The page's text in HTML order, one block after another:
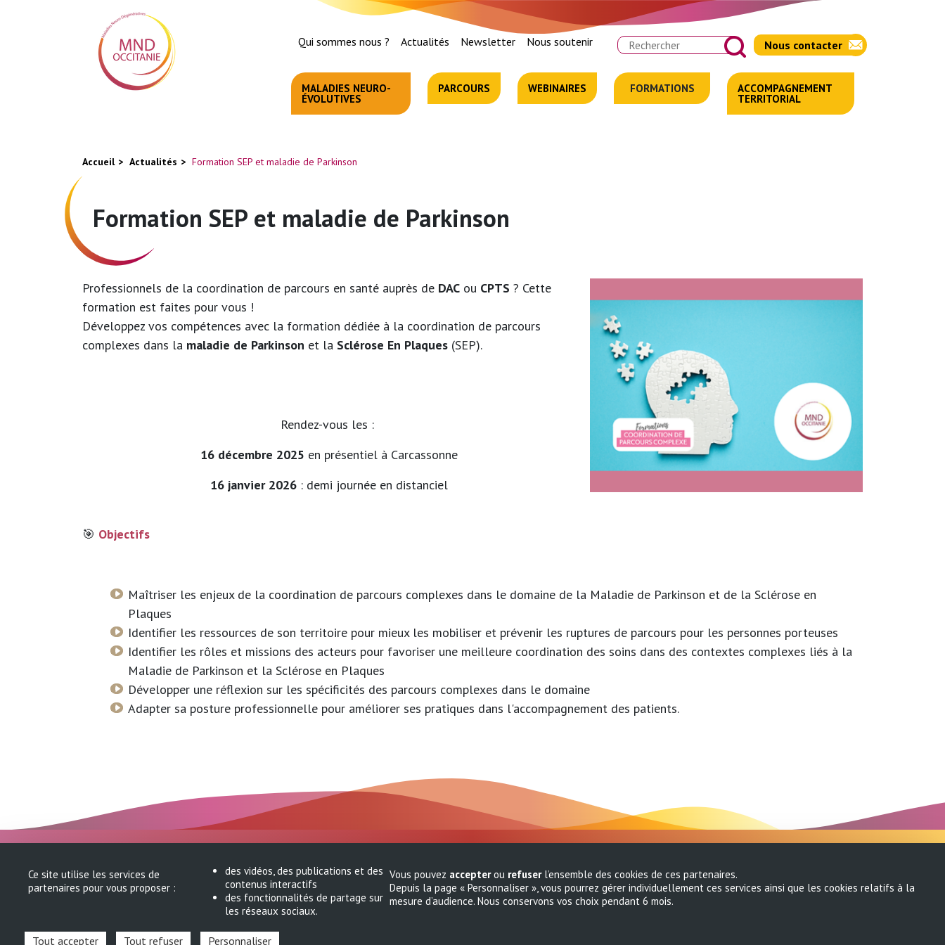
Qui sommes nous ? Actualités Newsletter Nous soutenir Rechercher Nous contacter
MALADIES NEURO-
ÉVOLUTIVES
PARCOURS WEBINAIRES FORMATIONS ACCOMPAGNEMENT
TERRITORIAL
You
here
Accueil Actualités Formation SEP et maladie de Parkinson
Formation SEP et maladie de Parkinson
Professionnels de la coordination de parcours en santé auprès de DAC ou CPTS ? Cette
formation est faites pour vous !
Développez vos compétences avec la formation dédiée à la coordination de parcours
complexes dans la maladie de Parkinson et la Sclérose En Plaques (SEP).
Rendez-vous les :
16 décembre 2025 en présentiel à Carcassonne
16 janvier 2026: demi journée en distanciel
🎯 Objectifs
Maîtriser les enjeux de la coordination de parcours complexes dans le domaine de la Maladie de Parkinson et de la Sclérose en
Plaques
Identifier les ressources de son territoire pour mieux les mobiliser et prévenir les ruptures de parcours pour les personnes porteuses
Identifier les rôles et missions des acteurs pour favoriser une meilleure coordination des soins dans des contextes complexes liés à la
Maladie de Parkinson et la Sclérose en Plaques
Développer une réflexion sur les spécificités des parcours complexes dans le domaine
Adapter sa posture professionnelle pour améliorer ses pratiques dans l'accompagnement des patients.
10 chemin du raisin
31050 TOULOUSE cedex 9
06 16 83 95 17
Panneau de gestion des cookies
Ce site utilise les services de
partenaires pour vous proposer :
des vidéos, des publications et des
contenus interactifs
des fonctionnalités de partage sur
les réseaux sociaux.
Vous pouvez accepterou refuserl’ensemble des cookies de ces partenaires.
Depuis la page « Personnaliser », vous pourrez gérer individuellement ces services ainsi que les cookies relatifs à la
mesure d’audience. Nous conservons vos choix pendant 6 mois.
Tout accepter Tout refuser Personnaliser